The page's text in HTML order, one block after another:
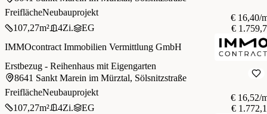
FreiflächeNeubauprojekt
107,27m² 4Zi. EG
€ 16,40/
€
IMMOcontract Immobilien Vermittlung GmbH
Erstbezug - Reihenhaus mit Eigengarten
8641 Sankt Marein im Mürztal, Sölsnitzstraße
FreiflächeNeubauprojekt
107,27m² 4Zi. EG
€ 16,52/
€